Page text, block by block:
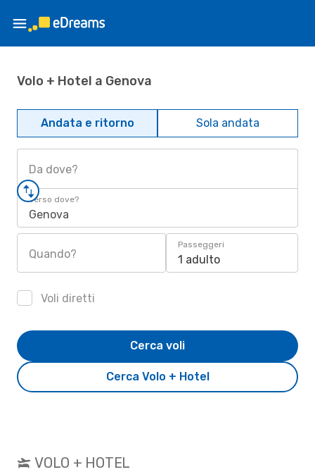
Volo + Hotel a Genova
Andata e ritorno Sola andata
Da dove?
Verso dove?
Genova
Quando?
Passeggeri
1 adulto
Voli diretti
Cerca Volo + Hotel
Cerca voli
VOLO + HOTEL